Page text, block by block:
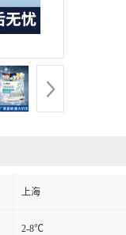
上海
2-8℃